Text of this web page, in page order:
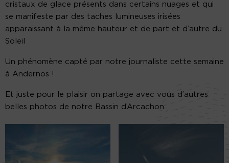
cristaux de glace présents dans certains nuages et qui
se manifeste par des taches lumineuses irisées
apparaissant à la même hauteur et de part et d’autre du
Soleil
Un phénomène capté par notre journaliste cette semaine
à Andernos !
Et juste pour le plaisir on partage avec vous d’autres
belles photos de notre Bassin d’Arcachon…